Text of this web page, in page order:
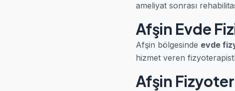
ameliyat sonrası
Afşin Evde
Afşin bölgesinde evde
hizmet veren
Afşin